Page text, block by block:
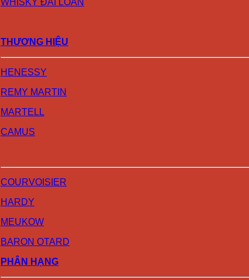
WHISKY ĐÀI LOAN
THƯƠNG HIỆU
HENESSY
REMY MARTIN
MARTELL
CAMUS
COURVOISIER
HARDY
MEUKOW
BARON OTARD
PHÂN HẠNG